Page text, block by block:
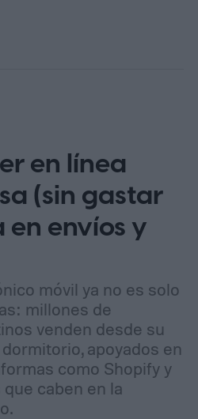
en línea
(sin gastar
envíos y
móvil ya no es solo
millones de
venden desde su
apoyados en
como Shopify y
caben en la